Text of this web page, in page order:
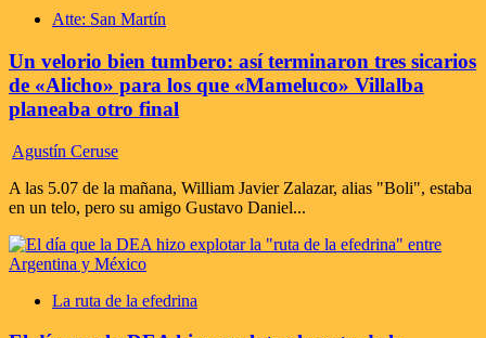
Atte: San Martín
Un velorio bien tumbero: así terminaron tres sicarios
de «Alicho» para los que «Mameluco» Villalba
planeaba otro final
Agustín Ceruse
A las 5.07 de la mañana, William Javier Zalazar, alias "Boli", estaba
en un telo, pero su amigo Gustavo Daniel...
La ruta de la efedrina